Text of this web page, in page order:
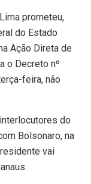
prometeu,
do Estado
Ação Direta de
o Decreto nº
feira, não
do
Bolsonaro, na
vai